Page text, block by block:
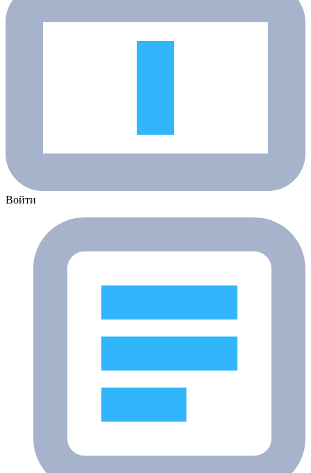
Войти